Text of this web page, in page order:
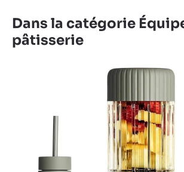
Dans la catégorie
pâtisserie